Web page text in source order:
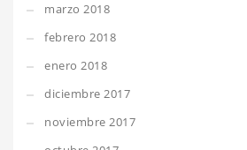
marzo 2018
febrero 2018
enero 2018
diciembre 2017
noviembre 2017